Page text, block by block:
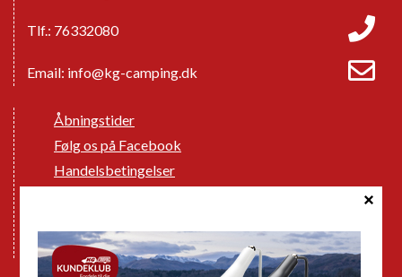
Tlf.: 76332080
Email: info@kg-camping.dk
Åbningstider
Følg os på Facebook
Handelsbetingelser
GPDR - Optagelse af foto og video